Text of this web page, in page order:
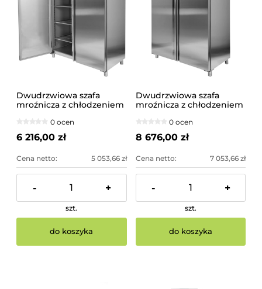
Dwudrzwiowa szafa
mroźnicza z chłodzeniem
2/1 YATO0 ocen
6 216,00 zł
Cena netto: 5 053,66 zł
- +
szt.
do koszyka
Dwudrzwiowa szafa
mroźnicza z chłodzeniem
2/1 YATO0 ocen
8 676,00 zł
Cena netto: 7 053,66 zł
- +
szt.
do koszyka